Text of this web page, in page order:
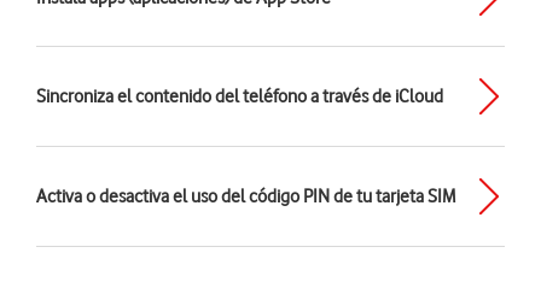
Sincroniza el contenido del teléfono a través de iCloud
Activa o desactiva el uso del código PIN de tu tarjeta SIM